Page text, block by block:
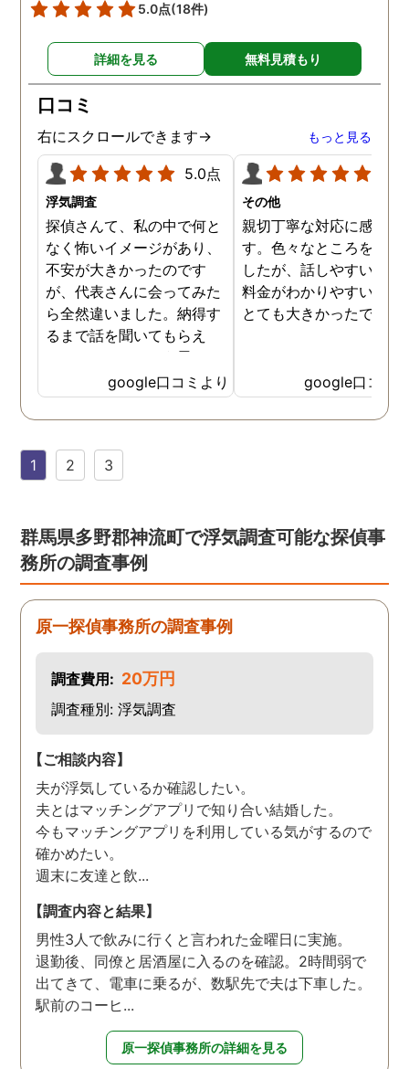
5.0点(18件)
詳細を見る 無料見積もり
口コミ
右にスクロールできます→ もっと見る
5.0点
浮気調査
探偵さんて、私の中で何と
なく怖いイメージがあり、
不安が大きかったのです
が、代表さんに会ってみた
ら全然違いました。納得す
るまで話を聞いてもらえ
て、ここならという思いで
依頼しました。代表さんが
私と一緒に戦ってくれてる
感じがして、心強かったで
現在離婚調停中です。弁護
google口コミより
その他
親切丁寧な対応に感謝し
す。色々なところを探し
したが、話しやすいこと
料金がわかりやすいこと
とても大きかったです。
google口コミ
1 2 3
群馬県多野郡神流町で浮気調査可能な探偵事
務所の調査事例
原一探偵事務所の調査事例
調査費用: 20万円
調査種別: 浮気調査
【ご相談内容】
夫が浮気しているか確認したい。
夫とはマッチングアプリで知り合い結婚した。
今もマッチングアプリを利用している気がするので
確かめたい。
週末に友達と飲...
【調査内容と結果】
男性3人で飲みに行くと言われた金曜日に実施。
退勤後、同僚と居酒屋に入るのを確認。2時間弱で
出てきて、電車に乗るが、数駅先で夫は下車した。
駅前のコーヒ...
原一探偵事務所の詳細を見る